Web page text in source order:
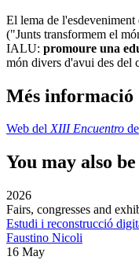
El lema de l'esdeveniment
("Junts transformem el
IALU: promoure una
món divers d'avui des del
Més informació
Web delXIII Encuentro
You may also
2026
Fairs, congresses and
Estudi i reconstrucció
Faustino Nicoli
16 May